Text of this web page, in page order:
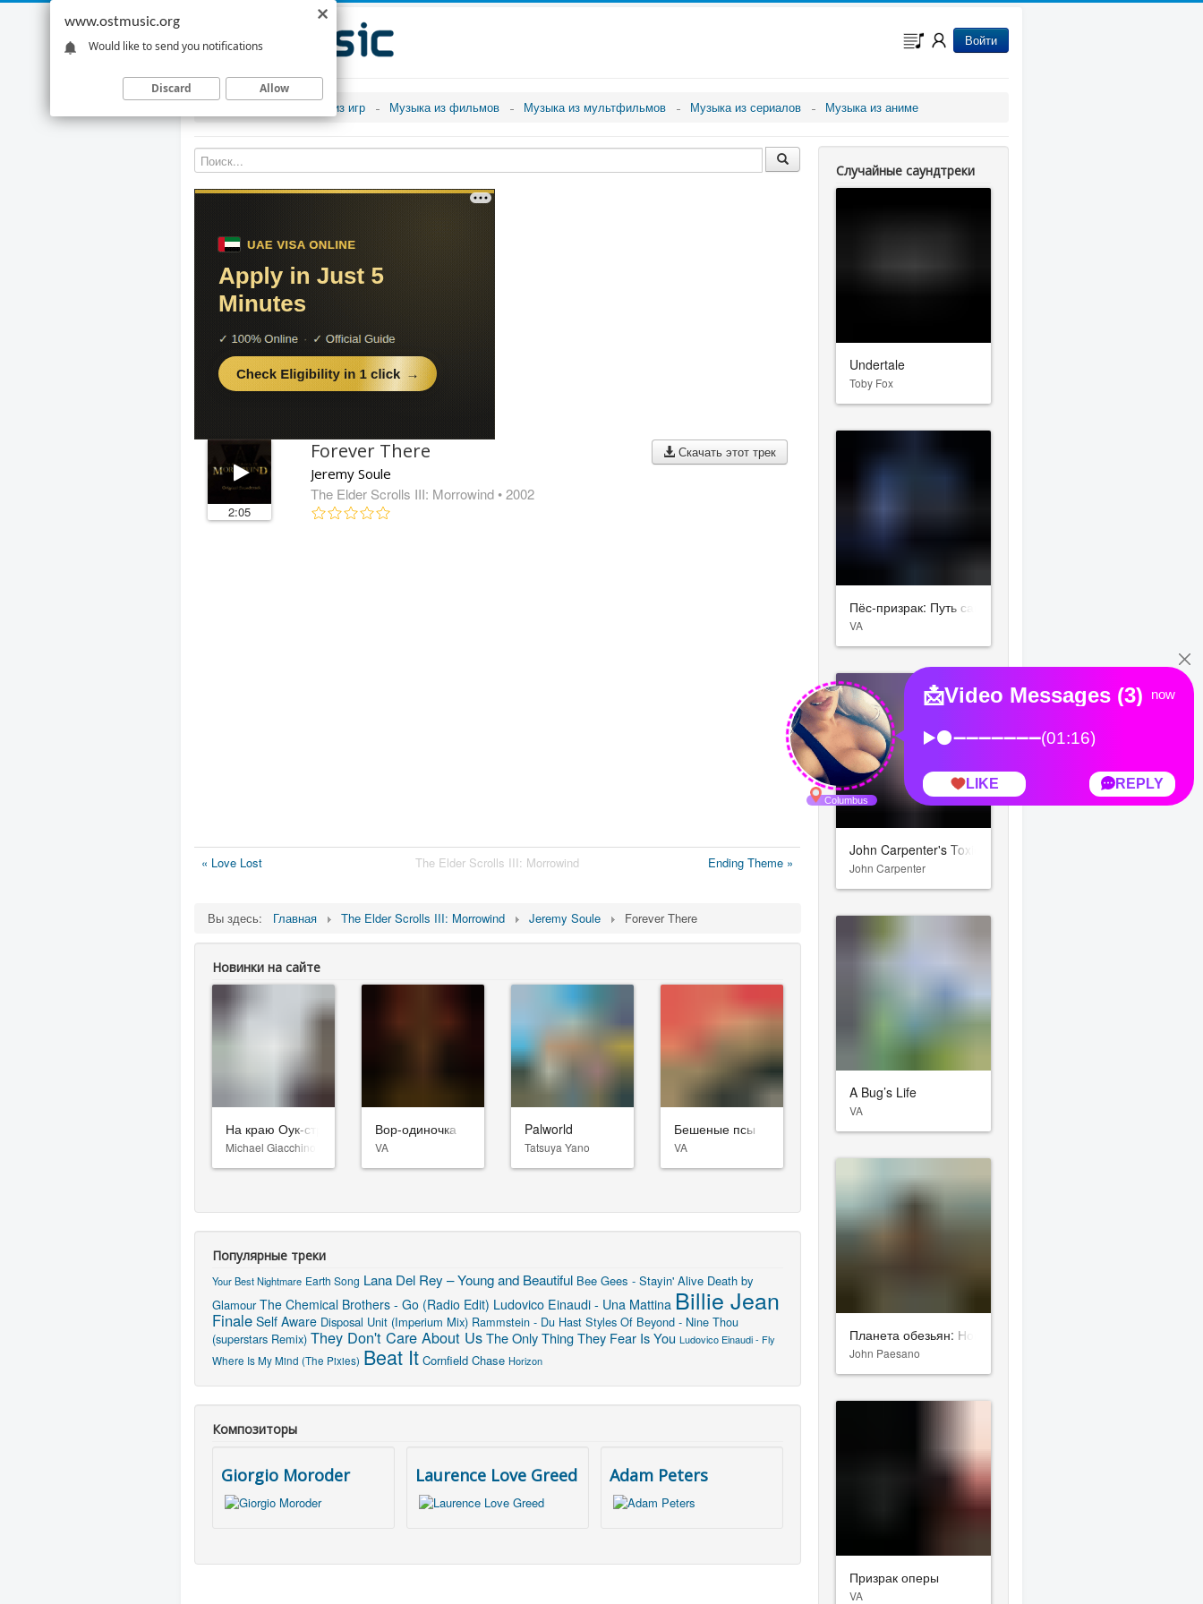
Войти
Музыка из игр Музыка из фильмов Музыка из мультфильмов Музыка из сериалов Музыка из аниме
2:05
Скачать этот трек
Forever There
Jeremy Soule
The Elder Scrolls III: Morrowind • 2002
« Love Lost The Elder Scrolls III: Morrowind Ending Theme »
Вы здесь: Главная The Elder Scrolls III: Morrowind Jeremy Soule Forever There
Новинки на сайте
На краю Оук-стрит
Michael Giacchino
Вор-одиночка
VA
Palworld
Tatsuya Yano
Бешеные псы
VA
Популярные треки
Your Best Nightmare Earth Song Lana Del Rey – Young and Beautiful Bee Gees - Stayin' Alive Death by
Glamour The Chemical Brothers - Go (Radio Edit) Ludovico Einaudi - Una Mattina Billie Jean
Finale Self Aware Disposal Unit (Imperium Mix) Rammstein - Du Hast Styles Of Beyond - Nine Thou
(superstars Remix) They Don't Care About UsThe Only Thing They Fear Is You Ludovico Einaudi - Fly
Where Is My Mind (The Pixies) Beat It Cornfield Chase Horizon
Композиторы
Giorgio Moroder Laurence Love Greed Adam Peters
Случайные саундтреки
Undertale
Toby Fox
Пёс-призрак: Путь самурая
VA
John Carpenter's Toxic Commando
John Carpenter
A Bug’s Life
VA
Планета обезьян: Новое царство
John Paesano
Призрак оперы
VA
www.ostmusic.org
Would like to send you notifications
Discard Allow